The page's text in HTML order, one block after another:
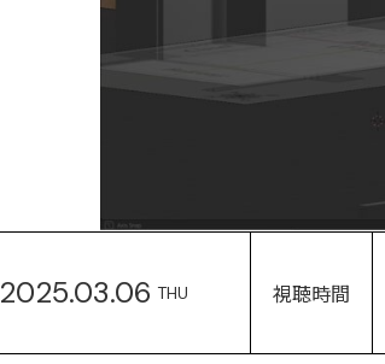
2025.03.06 THU 視聴時間